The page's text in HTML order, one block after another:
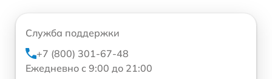
Служба поддержки
+7 (800) 301-67-48
Ежедневно с 9:00 до 21:00